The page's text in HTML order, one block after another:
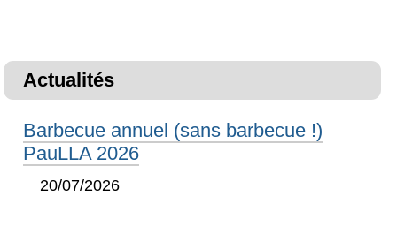
Actualités
Barbecue annuel (sans barbecue !)
PauLLA 2026
20/07/2026